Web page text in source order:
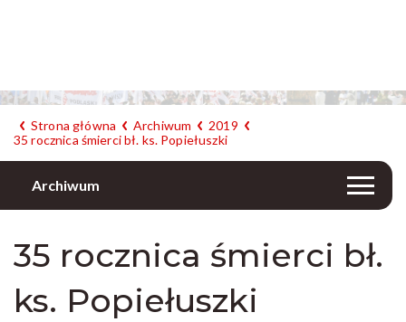
Strona główna Archiwum
2019
35 rocznica śmierci bł. ks. Popiełuszki
Archiwum
35 rocznica śmierci bł.
ks. Popiełuszki